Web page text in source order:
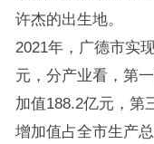
许杰的出生地。
2021年，广德市实
元，分产业看，第
加值188.2亿元，第
增加值占全市生产